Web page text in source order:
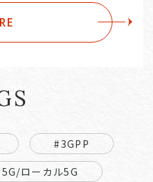
#3GPP
ローカル5G